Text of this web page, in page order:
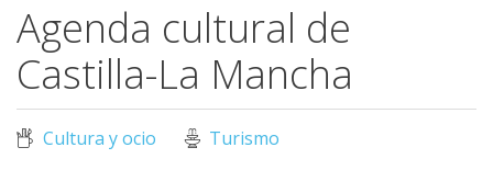
Agenda cultural de
Castilla-La Mancha
Cultura y ocio Turismo